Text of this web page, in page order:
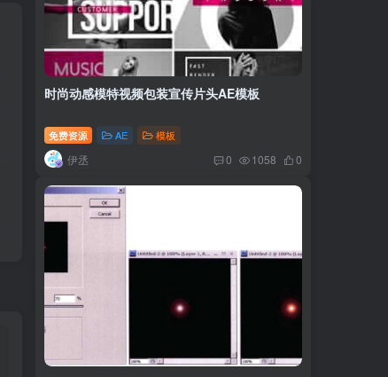
时尚动感模特视频包装宣传片头AE模板
免费资源 AE 模板
伊丞 0 1058 0